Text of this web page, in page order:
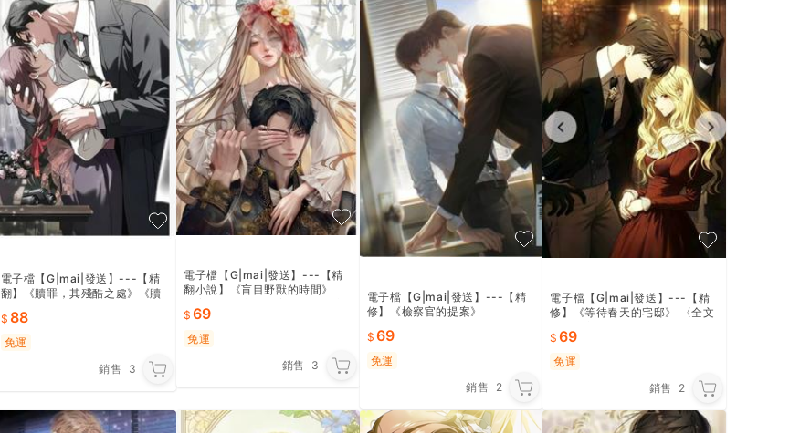
電子檔【G|mai|發送】---【精
翻】《贖罪，其殘酷之處》《贖
其殘忍》人工精翻小說完結
88
免運
銷售
3
電子檔【G|mai|發送】---【精
翻小說】《盲目野獸的時間》
晚》人工精翻小說
69
免運
銷售
3
電子檔【G|mai|發送】---【精
修】《檢察官的提案》
69
免運
銷售
2
電子檔【G|mai|發送】---【精
修】《等待春天的宅邸》 〈全文
69
免運
銷售
2